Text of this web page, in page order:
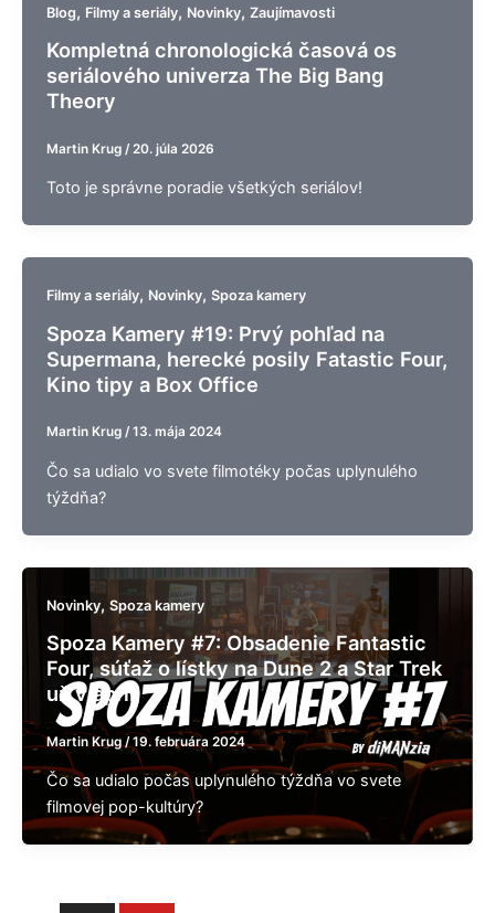
Blog, Filmy a seriály, Novinky, Zaujímavosti
Kompletná chronologická časová os
seriálového univerza The Big Bang
Theory
Martin Krug / 20. júla 2026
Toto je správne poradie všetkých seriálov!
Filmy a seriály, Novinky, Spoza kamery
Spoza Kamery #19: Prvý pohľad na
Supermana, herecké posily Fatastic Four,
Kino tipy a Box Office
Martin Krug / 13. mája 2024
Čo sa udialo vo svete filmotéky počas uplynulého
týždňa?
Novinky, Spoza kamery
Spoza Kamery #7: Obsadenie Fantastic
Four, súťaž o lístky na Dune 2 a Star Trek
už v apríli
Martin Krug/19. februára 2024
Čo sa udialo počas uplynulého týždňa vo svete
filmovej pop-kultúry?